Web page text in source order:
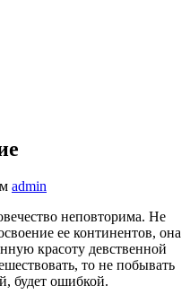
admin
неповторима. Не
ее континентов, она
красоту девственной
то не побывать
будет ошибкой.